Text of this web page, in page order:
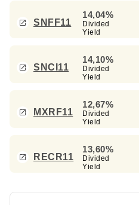
SNFF11
14,04%
Divided
Yield
SNCI11
14,10%
Divided
Yield
MXRF11
12,67%
Divided
Yield
RECR11
13,60%
Divided
Yield